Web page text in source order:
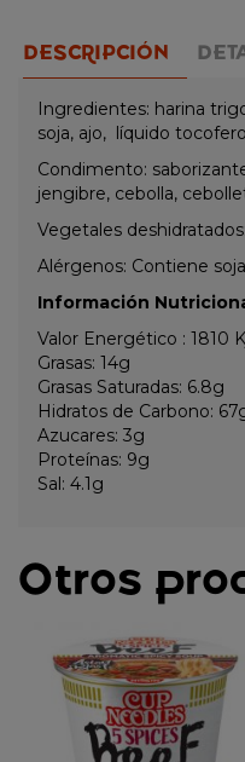
DESCRIPCIÓN
Ingredientes: harina
soja, ajo, líquido
Condimento:
jengibre, cebolla,
Vegetales
Alérgenos: Contiene
Información
Valor Energético : 1810
Grasas: 14g
Grasas Saturadas: 6.8g
Hidratos de Carbono:
Azucares: 3g
Proteínas: 9g
Sal: 4.1g
Otros